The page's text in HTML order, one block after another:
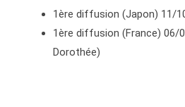
1ère diffusion (Japon) 11/
1ère diffusion (France) 06/
Dorothée)